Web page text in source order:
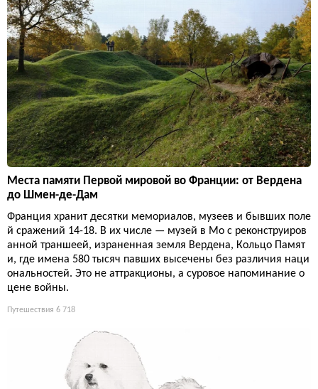
Места памяти Первой мировой во Франции: от Вердена
до Шмен-де-Дам
Франция хранит десятки мемориалов, музеев и бывших поле
й сражений 14-18. В их числе — музей в Мо с реконструиров
анной траншеей, израненная земля Вердена, Кольцо Памят
и, где имена 580 тысяч павших высечены без различия наци
ональностей. Это не аттракционы, а суровое напоминание о
цене войны.
Путешествия 6 718